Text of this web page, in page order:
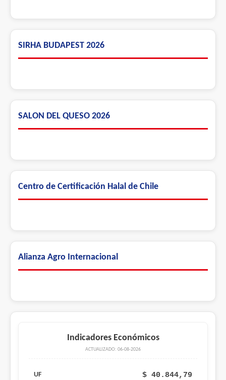
SIRHA BUDAPEST 2026
SALON DEL QUESO 2026
Centro de Certificación Halal de Chile
Alianza Agro Internacional
Indicadores Económicos
ACTUALIZADO: 06-08-2026
UF $ 40.844,79